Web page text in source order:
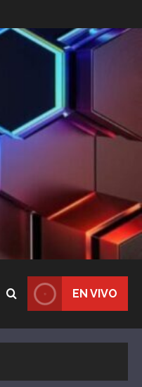
EN VIVO